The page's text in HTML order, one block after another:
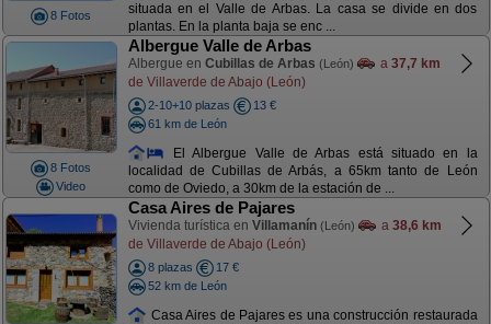
8 Fotos
situada en el Valle de Arbas. La casa se divide en dos
plantas. En la planta baja se enc ...
8 Fotos
Video
Albergue Valle de Arbas
Albergue en Cubillas de Arbas (León) a 37,7 km
de Villaverde de Abajo (León)
2-10+10 plazas
13 €
61 km de León
El Albergue Valle de Arbas está situado en la
localidad de Cubillas de Arbás, a 65km tanto de León
como de Oviedo, a 30km de la estación de ...
Casa Aires de Pajares
Vivienda turística en Villamanín (León) a 38,6 km
de Villaverde de Abajo (León)
8 plazas
17 €
52 km de León
Casa Aires de Pajares es una construcción restaurada